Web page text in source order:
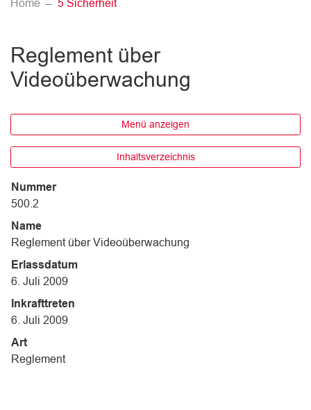
Home 5 Sicherheit(ausgewählt)
Reglement über
Videoüberwachung
Menü anzeigen
Inhaltsverzeichnis
Nummer
500.2
Name
Reglement über Videoüberwachung
Erlassdatum
6. Juli 2009
Inkrafttreten
6. Juli 2009
Art
Reglement